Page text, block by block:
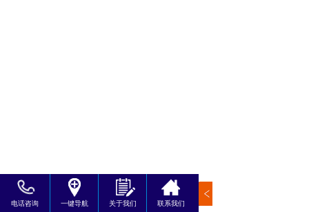
电话咨询 一键导航 关于我们 联系我们